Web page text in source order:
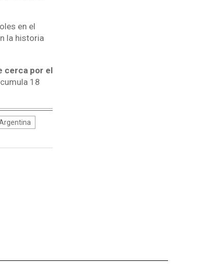
en el
la historia
cerca por el
18